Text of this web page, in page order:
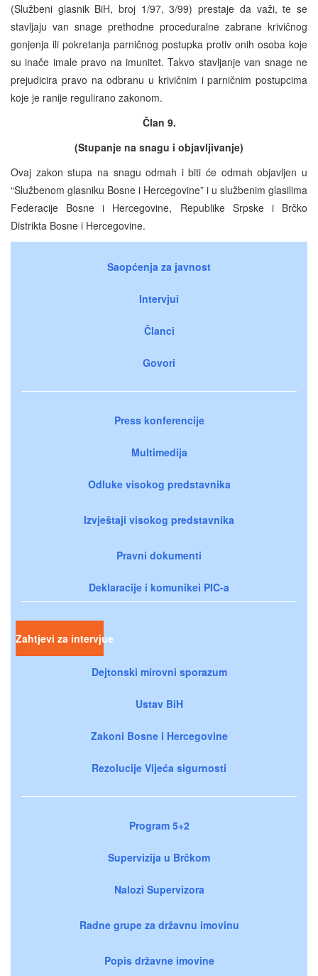
(Službeni glasnik BiH, broj 1/97, 3/99) prestaje da važi, te se
stavljaju van snage prethodne proceduralne zabrane krivičnog
gonjenja ili pokretanja parničnog postupka protiv onih osoba koje
su inače imale pravo na imunitet. Takvo stavljanje van snage ne
prejudicira pravo na odbranu u krivičnim i parničnim postupcima
koje je ranije regulirano zakonom.
Član 9.
(Stupanje na snagu i objavljivanje)
Ovaj zakon stupa na snagu odmah i biti će odmah objavljen u
“Službenom glasniku Bosne i Hercegovine” i u službenim glasilima
Federacije Bosne i Hercegovine, Republike Srpske i Brčko
Distrikta Bosne i Hercegovine.
Saopćenja za javnost
Intervjui
Članci
Govori
Press konferencije
Multimedija
Odluke visokog predstavnika
Izvještaji visokog predstavnika
Pravni dokumenti
Deklaracije i komunikei PIC-a
Zahtjevi za intervjue
Dejtonski mirovni sporazum
Ustav BiH
Zakoni Bosne i Hercegovine
Rezolucije Vijeća sigurnosti
Program 5+2
Supervizija u Brčkom
Nalozi Supervizora
Radne grupe za državnu imovinu
Popis državne imovine